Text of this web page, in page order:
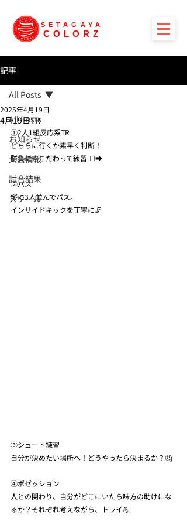
SETAGAYA
COLORZ
記事
All Posts
お知らせ
大会情報
試合結果
スクール
All Posts
4月19日TR
2025年4月19日
①2人1組反応系TR
どちらに行くか素早く判断！
勝負にもこだわって練習🏃‍♀️‍➡️
②パス
縦に3人並んでパス。
インサイドキックを丁寧に🦵
③シュート練習
自分が決めたい場所へ！どうやったら決まるか？🤔
④ポゼッション
人との関わり、自分がどこにいたら味方の助けにな
るか？それぞれ考えながら、トライ💪